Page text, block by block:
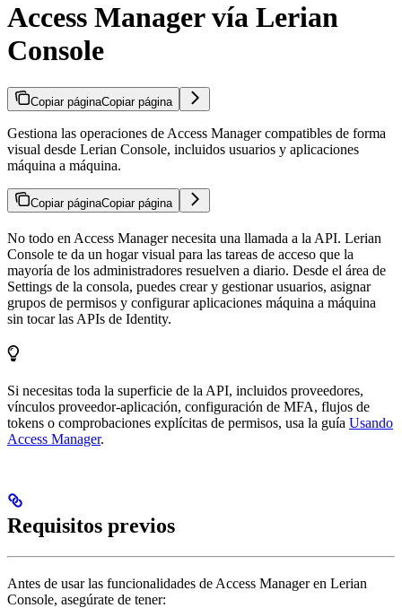
Access Manager vía Lerian
Console
Copiar páginaCopiar página
Gestiona las operaciones de Access Manager compatibles de forma
visual desde Lerian Console, incluidos usuarios y aplicaciones
máquina a máquina.
Copiar páginaCopiar página
No todo en Access Manager necesita una llamada a la API. Lerian
Console te da un hogar visual para las tareas de acceso que la
mayoría de los administradores resuelven a diario. Desde el área de
Settings de la consola, puedes crear y gestionar usuarios, asignar
grupos de permisos y configurar aplicaciones máquina a máquina
sin tocar las APIs de Identity.
Si necesitas toda la superficie de la API, incluidos proveedores,
vínculos proveedor-aplicación, configuración de MFA, flujos de
tokens o comprobaciones explícitas de permisos, usa la guía Usando
Access Manager.
Requisitos previos
Antes de usar las funcionalidades de Access Manager en Lerian
Console, asegúrate de tener: